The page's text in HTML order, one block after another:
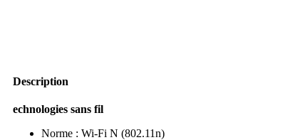
Description
echnologies sans fil
Norme : Wi-Fi N (802.11n)